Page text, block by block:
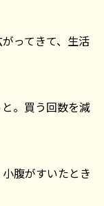
ってきて、生活
。買う回数を減
腹がすいたとき